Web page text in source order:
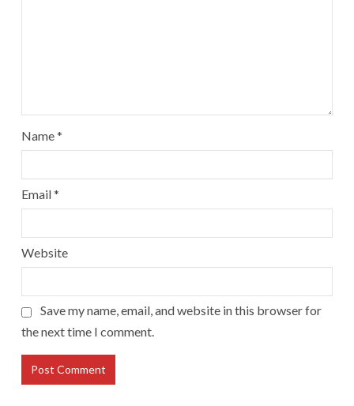
Name*
Email*
Website
Save my name, email, and website in this browser for
the next time I comment.